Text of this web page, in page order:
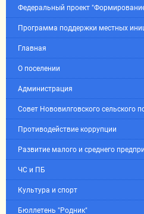
Федеральный проект
Программа поддержки местных
Главная
О поселении
Администрация
Совет Нововилговского сельского
Противодействие коррупции
Развитие малого и среднего
ЧС и ПБ
Культура и спорт
Бюллетень "Родник"